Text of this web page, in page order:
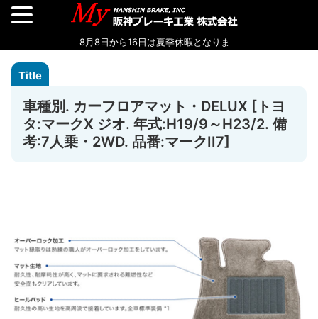
車種別. カーフロアマット・DELUX [トヨ
タ:マークX ジオ. 年式:H19/9～H23/2. 備
考:7人乗・2WD. 品番:マークII7]